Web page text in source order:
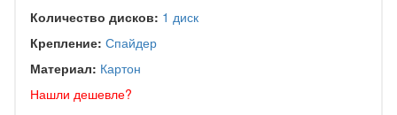
Количество дисков: 1 диск
Крепление: Спайдер
Материал: Картон
Нашли дешевле?